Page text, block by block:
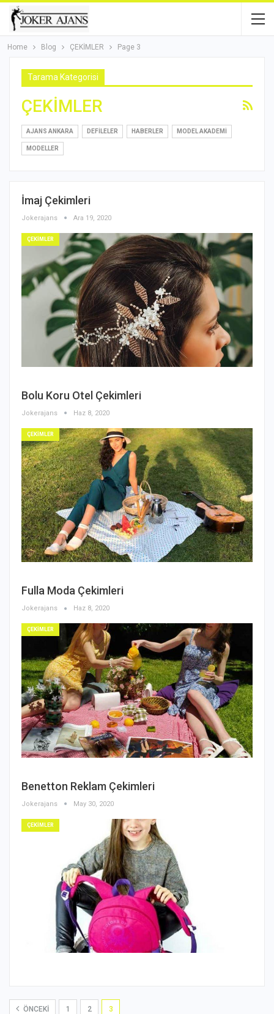
Home Blog ÇEKİMLER Page 3
Tarama Kategorisi
ÇEKİMLER
AJANS ANKARA DEFİLELER HABERLER MODEL AKADEMİ
MODELLER
İmaj Çekimleri
Jokerajans Ara 19, 2020
ÇEKİMLER
Bolu Koru Otel Çekimleri
Jokerajans Haz 8, 2020
ÇEKİMLER
Fulla Moda Çekimleri
Jokerajans Haz 8, 2020
ÇEKİMLER
Benetton Reklam Çekimleri
Jokerajans May 30, 2020
ÇEKİMLER
ÖNCEKI 1 2 3